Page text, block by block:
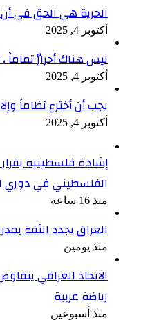
الحرية هي الحق في أن
أكتوبر 4, 2025
ليس هناك أحرارٌ تماماً
أكتوبر 4, 2025
يجب أن أخترع نظاماً
أكتوبر 4, 2025
إشادة فلسطينية
الفلسطيني في دوري
منذ 16 ساعة
العراق يجدد الثقة بمدربه حتى
منذ يومين
الاتحاد العراقي
رياضة عربية
منذ أسبوعين